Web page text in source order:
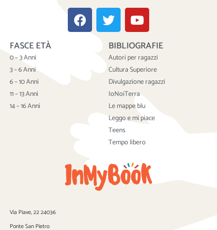
F
a
c
T
w
i
t
t
e
r
Y
o
u
t
u
b
e
FASCE ETÀ
0 – 3 Anni
3 – 6 Anni
6 – 10 Anni
11 – 13 Anni
14 – 16 Anni
BIBLIOGRAFIE
Autori per ragazzi
Cultura Superiore
Divulgazione ragazzi
IoNoiTerra
Le mappe blu
Leggo e mi piace
Teens
Tempo libero
Via Piave, 22 24036
Ponte San Pietro